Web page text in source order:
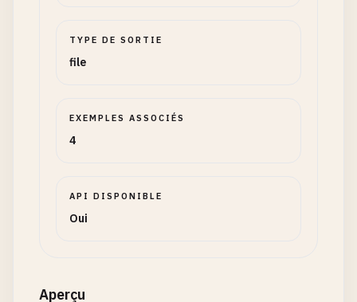
TYPE DE SORTIE
file
EXEMPLES ASSOCIÉS
4
API DISPONIBLE
Oui
Aperçu